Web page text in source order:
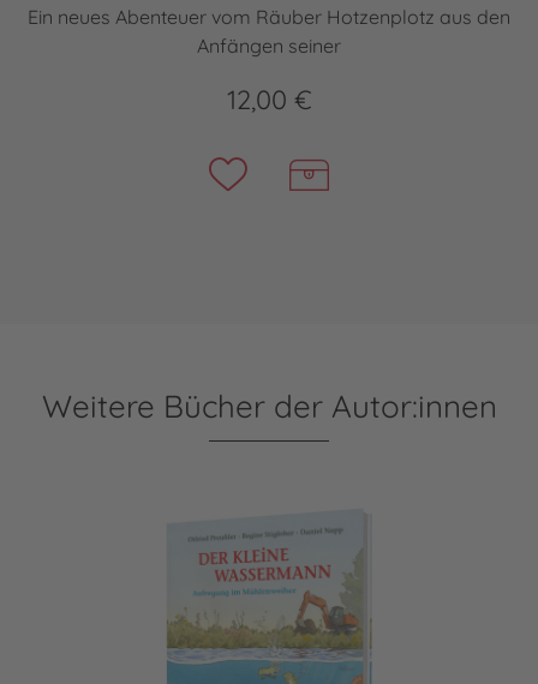
Ein neues Abenteuer vom Räuber Hotzenplotz aus den
Anfängen seiner
12,00 €
Weitere Bücher der Autor:innen
Der kleine Wassermann: Aufregung im Mühlenweiher